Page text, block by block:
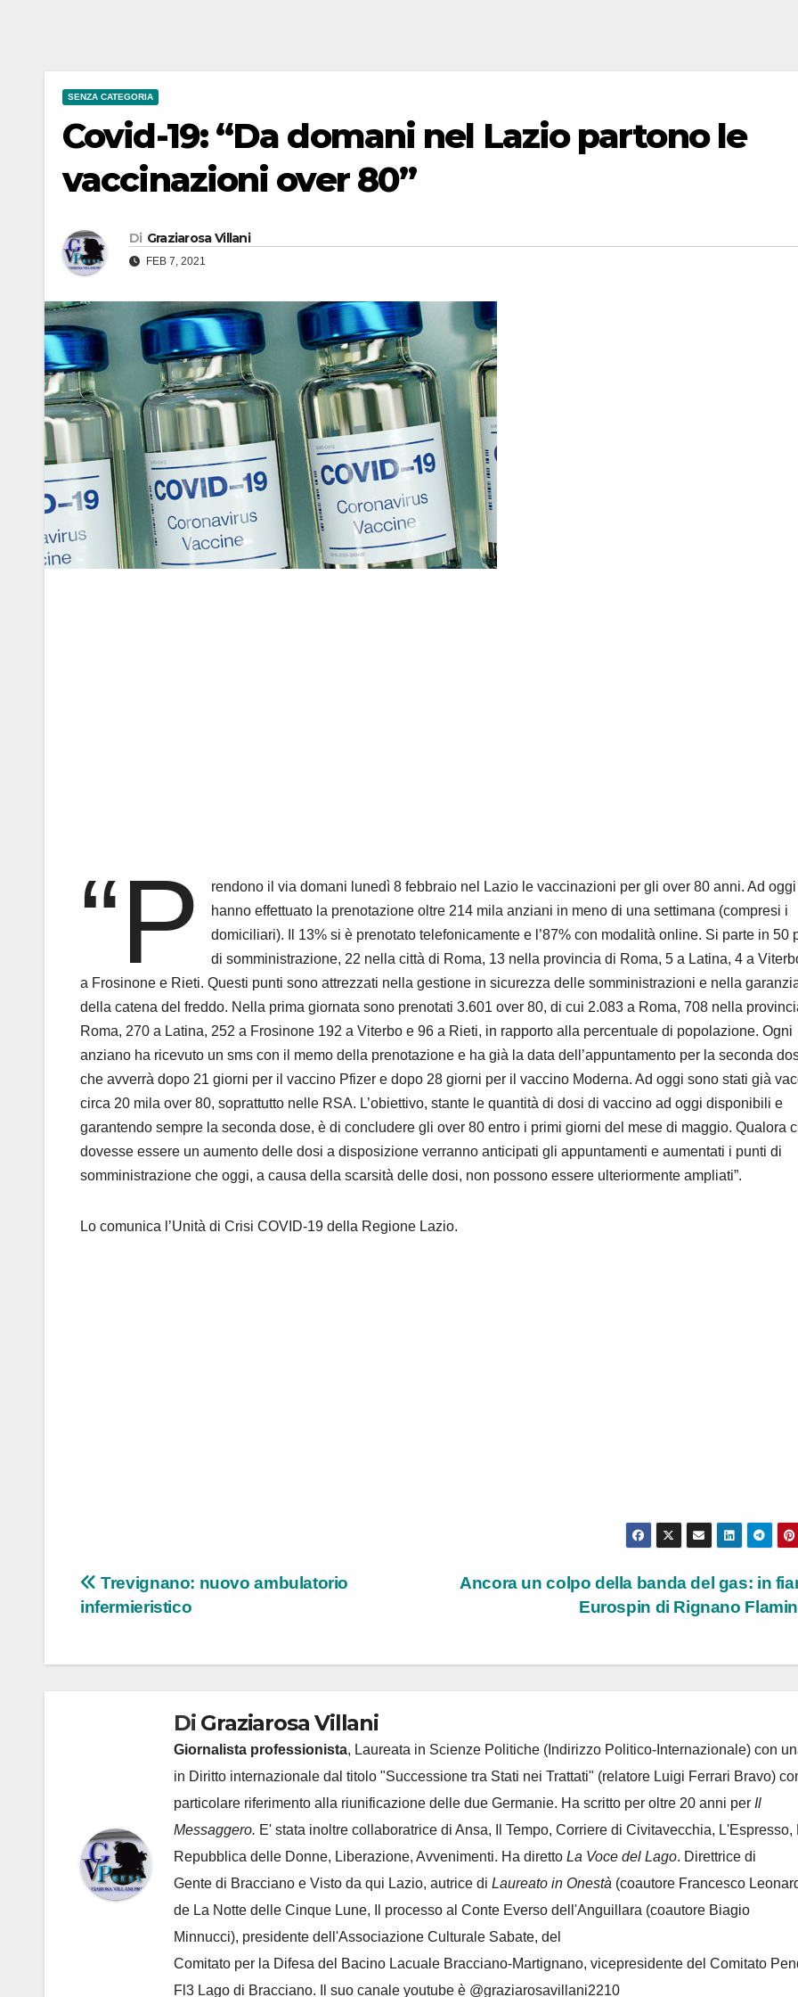
SENZA CATEGORIA
Covid-19: “Da domani nel Lazio partono le
vaccinazioni over 80”
Di Graziarosa Villani
FEB 7, 2021
“P
rendono il via domani lunedì 8 febbraio nel Lazio le vaccinazioni per gli over 80 anni. Ad oggi
hanno effettuato la prenotazione oltre 214 mila anziani in meno di una settimana (compresi i
domiciliari). Il 13% si è prenotato telefonicamente e l’87% con modalità online. Si parte in 50
di somministrazione, 22 nella città di Roma, 13 nella provincia di Roma, 5 a Latina, 4 a
a Frosinone e Rieti. Questi punti sono attrezzati nella gestione in sicurezza delle somministrazioni e nella
della catena del freddo. Nella prima giornata sono prenotati 3.601 over 80, di cui 2.083 a Roma, 708 nella
Roma, 270 a Latina, 252 a Frosinone 192 a Viterbo e 96 a Rieti, in rapporto alla percentuale di popolazione. Ogni
anziano ha ricevuto un sms con il memo della prenotazione e ha già la data dell’appuntamento per la seconda
che avverrà dopo 21 giorni per il vaccino Pfizer e dopo 28 giorni per il vaccino Moderna. Ad oggi sono stati già
circa 20 mila over 80, soprattutto nelle RSA. L’obiettivo, stante le quantità di dosi di vaccino ad oggi disponibili e
garantendo sempre la seconda dose, è di concludere gli over 80 entro i primi giorni del mese di maggio. Qualora
dovesse essere un aumento delle dosi a disposizione verranno anticipati gli appuntamenti e aumentati i punti di
somministrazione che oggi, a causa della scarsità delle dosi, non possono essere ulteriormente ampliati”.
Lo comunica l’Unità di Crisi COVID-19 della Regione Lazio.
Navigazione
Ancora un colpo della banda del gas: in
Eurospin di Rignano
Trevignano: nuovo ambulatorio
infermieristico
Di Graziarosa Villani
Giornalista professionista, Laureata in Scienze Politiche (Indirizzo Politico-Internazionale) con
in Diritto internazionale dal titolo "Successione tra Stati nei Trattati" (relatore Luigi Ferrari Bravo)
particolare riferimento alla riunificazione delle due Germanie. Ha scritto per oltre 20 anni per Il
Messaggero. E' stata inoltre collaboratrice di Ansa, Il Tempo, Corriere di Civitavecchia, L'Espresso,
Repubblica delle Donne, Liberazione, Avvenimenti. Ha diretto La Voce del Lago. Direttrice di
Gente di Bracciano e Visto da qui Lazio, autrice di Laureato in Onestà (coautore Francesco
de La Notte delle Cinque Lune, Il processo al Conte Everso dell'Anguillara (coautore Biagio
Minnucci), presidente dell'Associazione Culturale Sabate, del
Comitato per la Difesa del Bacino Lacuale Bracciano-Martignano, vicepresidente del Comitato
Fl3 Lago di Bracciano. Il suo canale youtube è @graziarosavillani2210